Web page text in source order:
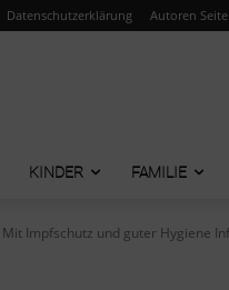
Datenschutzerklärung Autoren Seite
KINDER FAMILIE
Impfschutz und guter Hygiene